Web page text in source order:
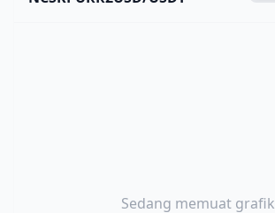
Sedang memuat grafik